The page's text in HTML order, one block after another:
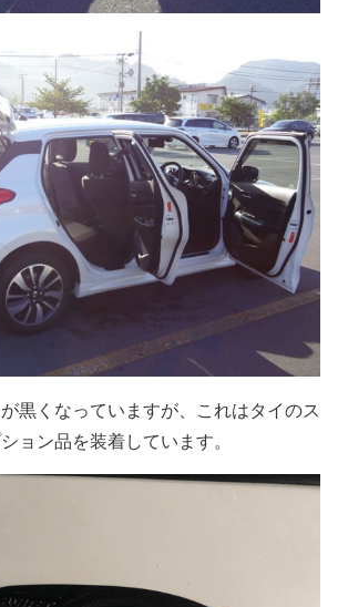
黒くなっていますが、これはタイのス
ョン品を装着しています。